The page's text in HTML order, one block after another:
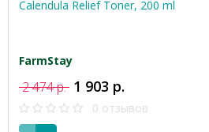
Calendula Relief Toner, 200 ml
FarmStay
2 474 р. 1 903 р.
0 отзывов